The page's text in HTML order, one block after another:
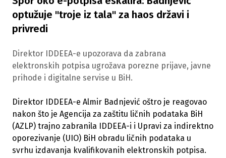
optužuje "troje iz tala" za haos državi i
privredi
Direktor IDDEEA-e upozorava da zabrana
elektronskih potpisa ugrožava porezne prijave, javne
prihode i digitalne servise u BiH.
Direktor IDDEEA-e Almir Badnjević oštro je reagovao
nakon što je Agencija za zaštitu ličnih podataka BiH
(AZLP) trajno zabranila IDDEEA-i i Upravi za indirektno
oporezivanje (UIO) BiH obradu ličnih podataka u
svrhu izdavanja kvalifikovanih elektronskih potpisa.